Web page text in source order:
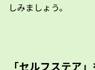
しみましょう。
「セルフステア